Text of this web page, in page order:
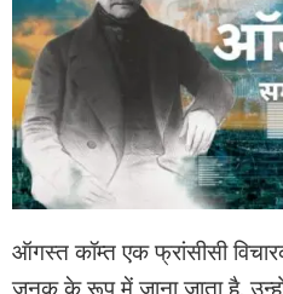
ऑगस्त कॉम्त एक फ्रांसीसी